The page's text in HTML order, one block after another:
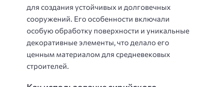
для создания устойчивых и долговечных
сооружений. Его особенности включали
особую обработку поверхности и уникальные
декоративные элементы, что делало его
ценным материалом для средневековых
строителей.